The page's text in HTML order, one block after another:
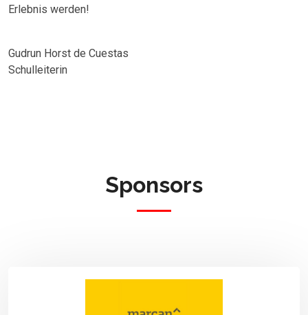
Erlebnis werden!
Gudrun Horst de Cuestas
Schulleiterin
Sponsors